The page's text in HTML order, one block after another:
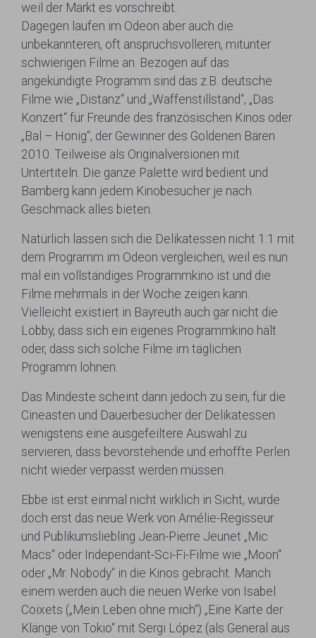
weil der Markt es vorschreibt.
Dagegen laufen im Odeon aber auch die
unbekannteren, oft anspruchsvolleren, mitunter
schwierigen Filme an. Bezogen auf das
angekündigte Programm sind das z.B. deutsche
Filme wie „Distanz“ und „Waffenstillstand“, „Das
Konzert“ für Freunde des französischen Kinos oder
„Bal – Honig“, der Gewinner des Goldenen Bären
2010. Teilweise als Originalversionen mit
Untertiteln. Die ganze Palette wird bedient und
Bamberg kann jedem Kinobesucher je nach
Geschmack alles bieten.
Natürlich lassen sich die Delikatessen nicht 1:1 mit
dem Programm im Odeon vergleichen, weil es nun
mal ein vollständiges Programmkino ist und die
Filme mehrmals in der Woche zeigen kann.
Vielleicht existiert in Bayreuth auch gar nicht die
Lobby, dass sich ein eigenes Programmkino hält
oder, dass sich solche Filme im täglichen
Programm lohnen.
Das Mindeste scheint dann jedoch zu sein, für die
Cineasten und Dauerbesucher der Delikatessen
wenigstens eine ausgefeiltere Auswahl zu
servieren, dass bevorstehende und erhoffte Perlen
nicht wieder verpasst werden müssen.
Ebbe ist erst einmal nicht wirklich in Sicht, wurde
doch erst das neue Werk von Amélie-Regisseur
und Publikumsliebling Jean-Pierre Jeunet „Mic
Macs“ oder Independant-Sci-Fi-Filme wie „Moon“
oder „Mr. Nobody“ in die Kinos gebracht. Manch
einem werden auch die neuen Werke von Isabel
Coixets („Mein Leben ohne mich“) „Eine Karte der
Klänge von Tokio“ mit Sergi López (als General aus